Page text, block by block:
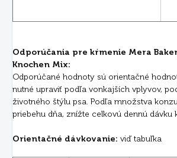
Odporúčania pre kŕmenie Mera
Knochen Mix:
Odporúčané hodnoty sú orientačné
nutné upraviť podľa vonkajších vplyvov,
životného štýlu psa. Podľa množstva
priebehu dňa, znížte celkovú dennú dávku
Orientačné dávkovanie: viď tabuľka